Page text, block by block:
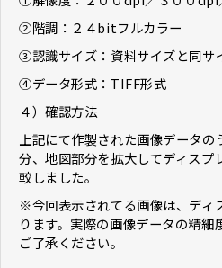
②階調：２４bitフルカラー
③認識サイズ：資料サイズと同サ
④データ形式：TIFF形式
４）確認方法
上記にて作製された画像データ
分、地図部分を拡大してディスプ
較しました。
※今回表示されてる画像は、ディ
ります。実際の画像データの精細
ご了承ください。